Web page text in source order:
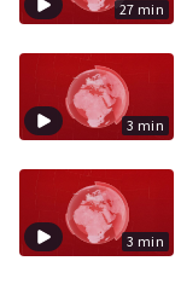
27 min
3 min
3 min